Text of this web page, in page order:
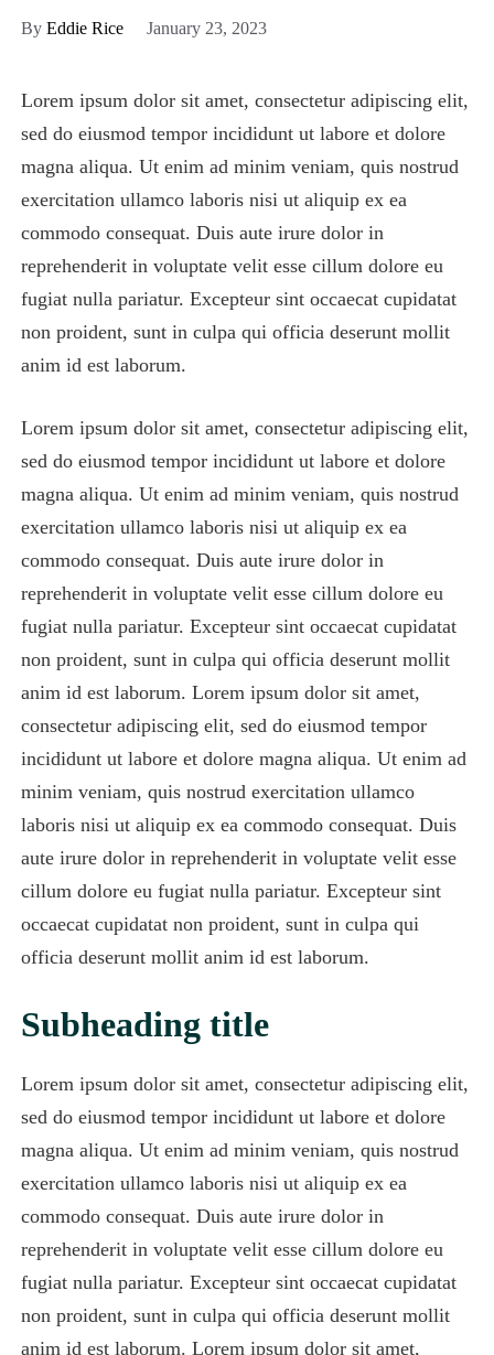
ByEddie Rice January 23, 2023
Lorem ipsum dolor sit amet, consectetur adipiscing elit,
sed do eiusmod tempor incididunt ut labore et dolore
magna aliqua. Ut enim ad minim veniam, quis nostrud
exercitation ullamco laboris nisi ut aliquip ex ea
commodo consequat. Duis aute irure dolor in
reprehenderit in voluptate velit esse cillum dolore eu
fugiat nulla pariatur. Excepteur sint occaecat cupidatat
non proident, sunt in culpa qui officia deserunt mollit
anim id est laborum.
Lorem ipsum dolor sit amet, consectetur adipiscing elit,
sed do eiusmod tempor incididunt ut labore et dolore
magna aliqua. Ut enim ad minim veniam, quis nostrud
exercitation ullamco laboris nisi ut aliquip ex ea
commodo consequat. Duis aute irure dolor in
reprehenderit in voluptate velit esse cillum dolore eu
fugiat nulla pariatur. Excepteur sint occaecat cupidatat
non proident, sunt in culpa qui officia deserunt mollit
anim id est laborum. Lorem ipsum dolor sit amet,
consectetur adipiscing elit, sed do eiusmod tempor
incididunt ut labore et dolore magna aliqua. Ut enim ad
minim veniam, quis nostrud exercitation ullamco
laboris nisi ut aliquip ex ea commodo consequat. Duis
aute irure dolor in reprehenderit in voluptate velit esse
cillum dolore eu fugiat nulla pariatur. Excepteur sint
occaecat cupidatat non proident, sunt in culpa qui
officia deserunt mollit anim id est laborum.
Subheading title
Lorem ipsum dolor sit amet, consectetur adipiscing elit,
sed do eiusmod tempor incididunt ut labore et dolore
magna aliqua. Ut enim ad minim veniam, quis nostrud
exercitation ullamco laboris nisi ut aliquip ex ea
commodo consequat. Duis aute irure dolor in
reprehenderit in voluptate velit esse cillum dolore eu
fugiat nulla pariatur. Excepteur sint occaecat cupidatat
non proident, sunt in culpa qui officia deserunt mollit
anim id est laborum. Lorem ipsum dolor sit amet,